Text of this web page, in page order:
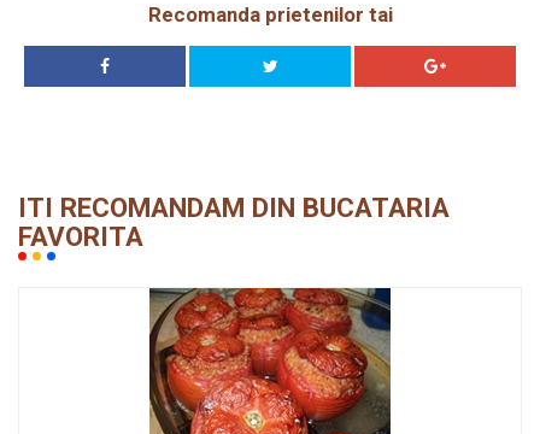
Recomanda prietenilor tai
ITI RECOMANDAM DIN BUCATARIA
FAVORITA